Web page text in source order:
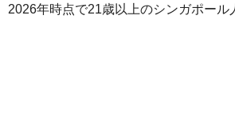
2026年時点で21歳以上のシンガポール